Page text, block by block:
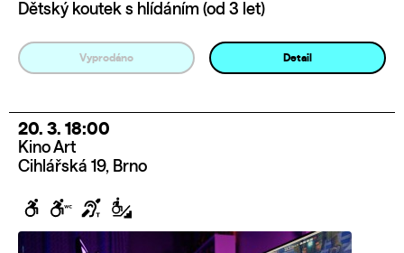
Dětský koutek s hlídáním (od 3 let)
Vyprodáno Detail
20. 3. 18:00
Kino Art
Cihlářská 19, Brno